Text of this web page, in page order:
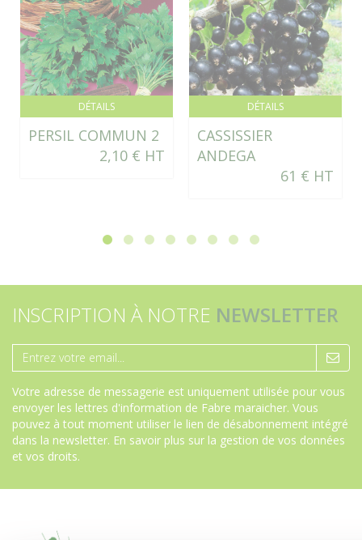
DÉTAILS
PERSIL COMMUN 2
2,10 € HT
DÉTAILS
CASSISSIER
ANDEGA
61 € HT
INSCRIPTION À NOTRE NEWSLETTER
Votre adresse de messagerie est uniquement utilisée pour vous
envoyer les lettres d'information de Fabre maraicher. Vous
pouvez à tout moment utiliser le lien de désabonnement intégré
dans la newsletter. En savoir plus sur la gestion de vos données
et vos droits.